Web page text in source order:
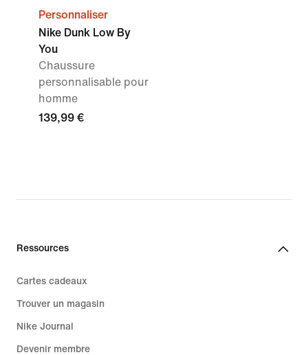
Personnaliser
Nike Dunk Low By
You
Chaussure
personnalisable pour
homme
139,99 €
Ressources
Cartes cadeaux
Trouver un magasin
Nike Journal
Devenir membre